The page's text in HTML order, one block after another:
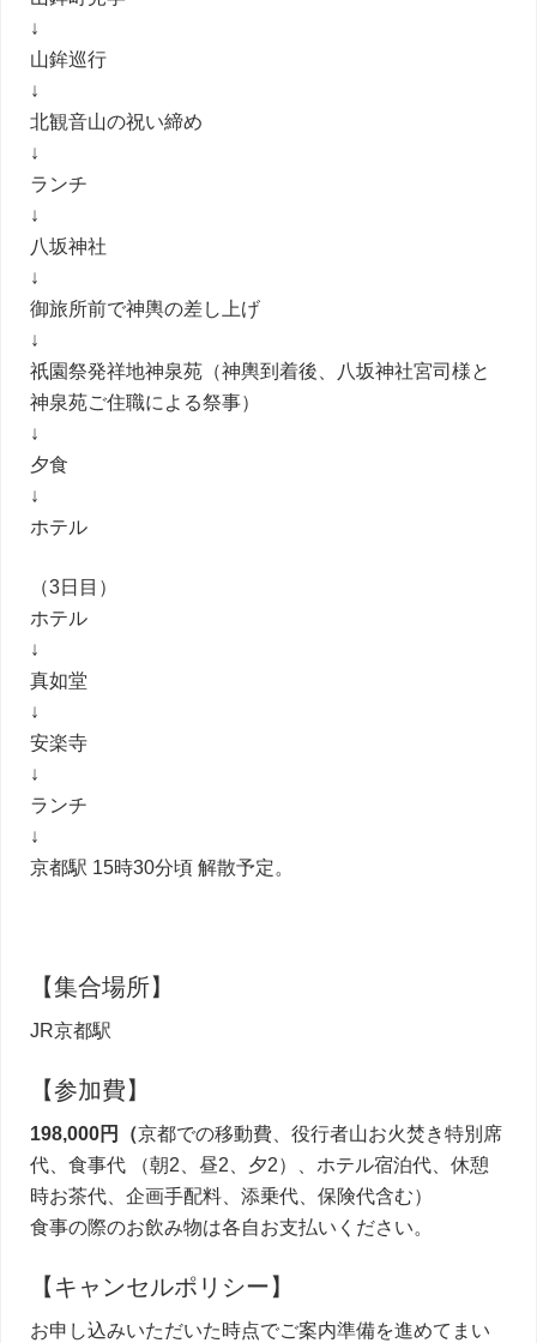
↓
山鉾巡行
↓
北観音山の祝い締め
↓
ランチ
↓
八坂神社
↓
御旅所前で神輿の差し上げ
↓
祇園祭発祥地神泉苑（神輿到着後、八坂神社宮司様と
神泉苑ご住職による祭事）
↓
夕食
↓
ホテル
（3日目）
ホテル
↓
真如堂
↓
安楽寺
↓
ランチ
↓
京都駅 15時30分頃 解散予定。
【集合場所】
JR京都駅
【参加費】
198,000円（京都での移動費、役行者山お火焚き特別席
代、食事代 （朝2、昼2、夕2）、ホテル宿泊代、休憩
時お茶代、企画手配料、添乗代、保険代含む）
食事の際のお飲み物は各自お支払いください。
【キャンセルポリシー】
お申し込みいただいた時点でご案内準備を進めてまい